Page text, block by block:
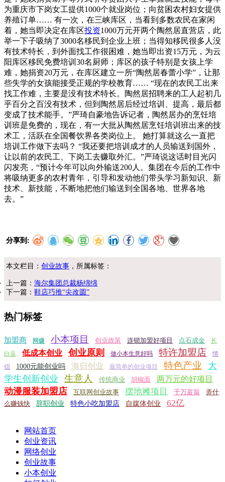
为重庆市下岗女工提供1000个就业岗位；向贫困农村妇女提供
养殖订单…… 有一次，在三峡库区，当看到多数农民在家闲
着，她当即决定在库区投资1000万元开两个陶然居直营店，此
举一下子吸纳了3000名移民到企业上班；当得知移民很多人没
有技术特长，到外面找工作很困难，她当即出资15万元，为云
阳库区移民免费培训30名厨师；库区的孩子特别是女孩上学
难，她捐资20万元，在库区建立一所“陶然居春蕾小学”，让那
些失学的女孩能接受正规的学校教育…… “现在的农民工出来
找工作难，主要是没有技术特长。陶然居招聘来的工人起初几
乎百分之百没有技术，但到陶然居后经过培训、提高，最后都
变成了技术能手。”严琦自豪地告诉记者，陶然居办的烹饪培
训班是免费的，现在，有一大批从陶然居烹饪培训班出来的技
术工，活跃在全国餐饮界各类岗位上。 她打算就这么一直把
培训工作做下去吗？ “我还要把培训成才的人员输送到国外，
让以前的农民工、下岗工去赚取外汇。”严琦说这话时目光闪
闪发亮，“预计今年可以向外输送200人。集团在今后的工作中
将吸纳更多的农村青年，引导和发动他们带头学习新知识、新
技术、新技能，不断地把他们输送到全国各地、世界各地
去。”
分享到:
本文栏目：创业故事 ，所属标签：
上一篇：海尔集团总裁杨绵绵
下一篇：鞋店巧推“尖改圆”
热门标签
加盟商 网赚 小本项目 创业政策 连锁加盟好项目 点石成金
长
白县
低成本创业 创业原则 做小本生意好吗 特许加盟店
情
侣
1000元能创业吗 海归创业 最简单的创业项目 特色产业
大
学生创新创业
生意人 传统商业 胡椒面 两万元的好项目
动漫服装加盟店 互联网创业故事 摆地摊项目 千万富翁
弄什
么赚钱快
辞职创业 特色小吃加盟店 自媒体创业 62亿
网站首页
创业资讯
网络创业
创业故事
小本创业